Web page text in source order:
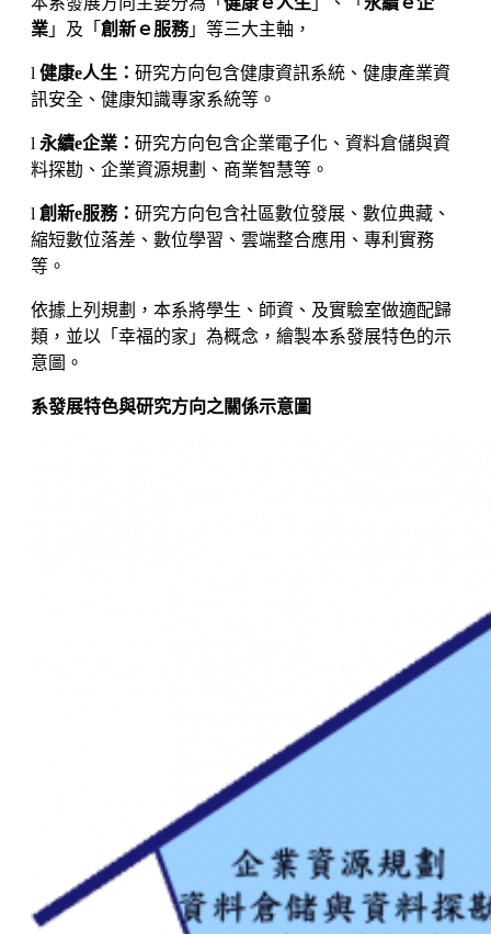
業 」及「 創新ｅ服務」等三大主軸，
l 健康e人生： 研究方向包含健康資訊系統、健康產業資
訊安全、健康知識專家系統等。
l 永續e企業： 研究方向包含企業電子化、資料倉儲與資
料探勘、企業資源規劃、商業智慧等。
l 創新e服務： 研究方向包含社區數位發展、數位典藏、
縮短數位落差、數位學習、雲端整合應用、專利實務
等。
依據上列規劃，本系將學生、師資、及實驗室做適配歸
類，並以「幸福的家」為概念，繪製本系發展特色的示
意圖。
系發展特色與研究方向之關係示意圖